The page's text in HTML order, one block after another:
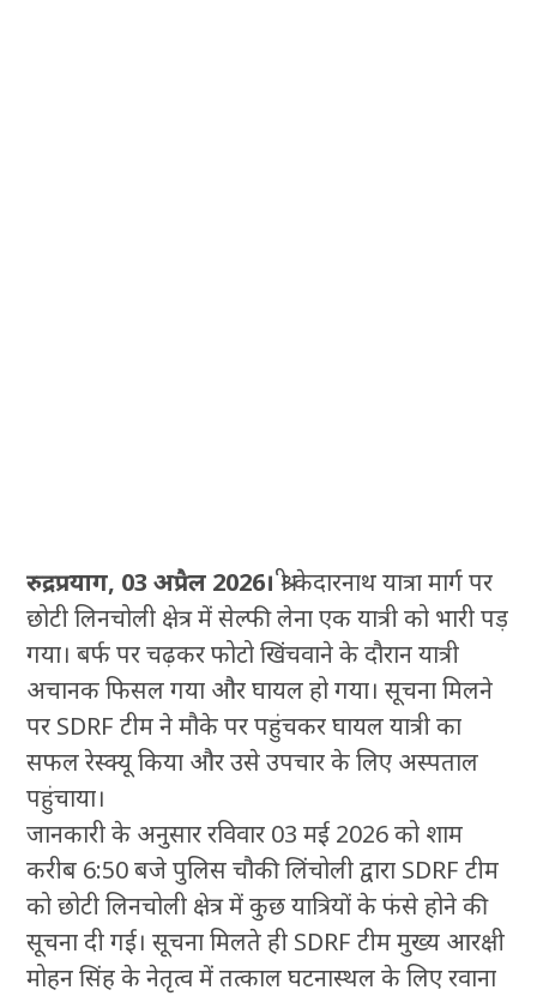
रुद्रप्रयाग, 03 अप्रैल 2026।श्री केदारनाथ यात्रा मार्ग पर
छोटी लिनचोली क्षेत्र में सेल्फी लेना एक यात्री को भारी पड़
गया। बर्फ पर चढ़कर फोटो खिंचवाने के दौरान यात्री
अचानक फिसल गया और घायल हो गया। सूचना मिलने
पर SDRF टीम ने मौके पर पहुंचकर घायल यात्री का
सफल रेस्क्यू किया और उसे उपचार के लिए अस्पताल
पहुंचाया।
जानकारी के अनुसार रविवार 03 मई 2026 को शाम
करीब 6:50 बजे पुलिस चौकी लिंचोली द्वारा SDRF टीम
को छोटी लिनचोली क्षेत्र में कुछ यात्रियों के फंसे होने की
सूचना दी गई। सूचना मिलते ही SDRF टीम मुख्य आरक्षी
मोहन सिंह के नेतृत्व में तत्काल घटनास्थल के लिए रवाना